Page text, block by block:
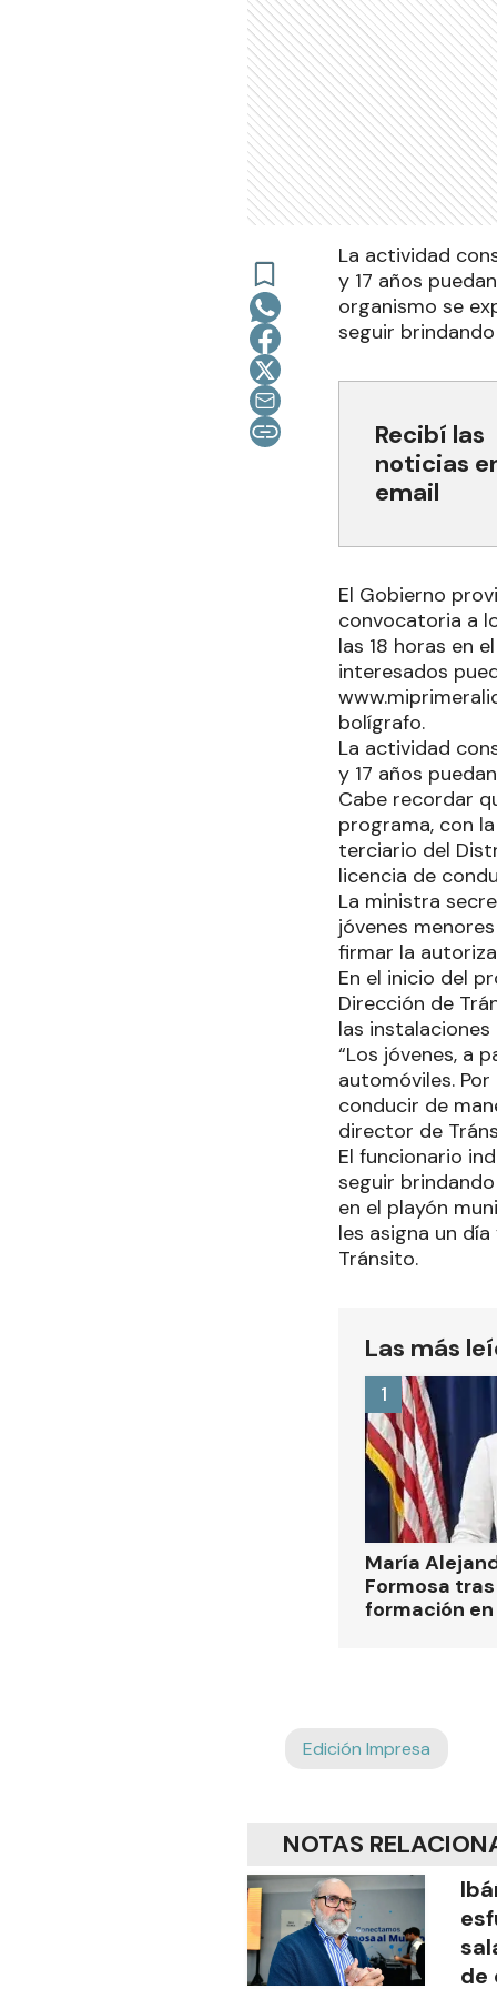
La actividad
y 17 años
organismo se
seguir
Recibí las
noticias
email
El Gobierno
convocatoria a
las 18 horas en
interesados
bolígrafo.
La actividad
y 17 años
Cabe recordar
programa, con
terciario del
licencia de
La ministra
jóvenes
firmar la
En el inicio del
Dirección de
las
“Los jóvenes, a
automóviles.
conducir de
director de
El funcionario
seguir
en el playón
les asigna un
Tránsito.
Las más
María
Formosa
formación
1
Edición Impresa
NOTAS
de